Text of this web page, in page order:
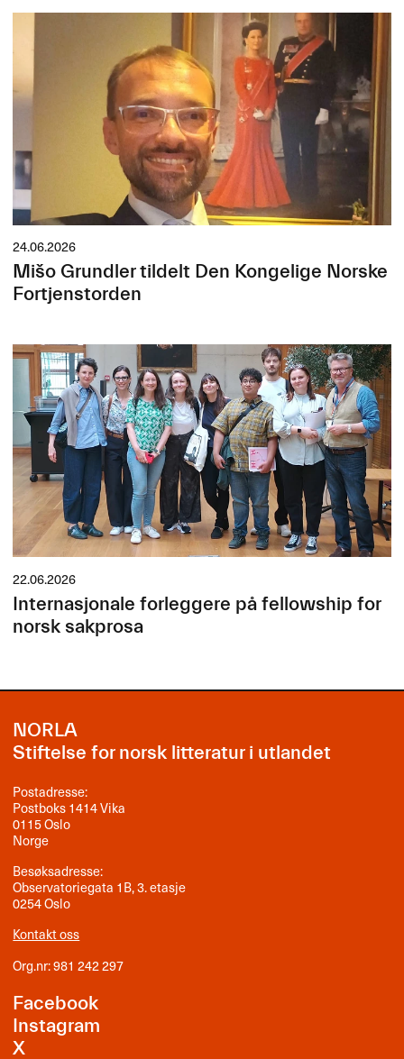
24.06.2026
Mišo Grundler tildelt Den Kongelige Norske
Fortjenstorden
22.06.2026
Internasjonale forleggere på fellowship for
norsk sakprosa
NORLA
Stiftelse for norsk litteratur i utlandet
Postadresse:
Postboks 1414 Vika
0115 Oslo
Norge
Besøksadresse:
Observatoriegata 1B, 3. etasje
0254 Oslo
Kontakt oss
Org.nr: 981 242 297
Facebook
Instagram
X